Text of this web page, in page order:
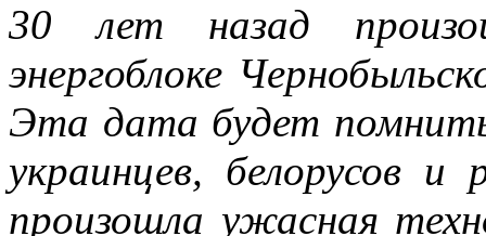
30 лет назад
энергоблоке
Эта дата будет
украинцев, белорусов и
произошла ужасная